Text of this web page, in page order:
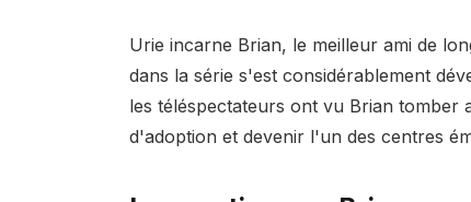
Urie incarne Brian, le meilleur ami de
dans la série s'est considérablement
les téléspectateurs ont vu Brian tomber
d'adoption et devenir l'un des centres